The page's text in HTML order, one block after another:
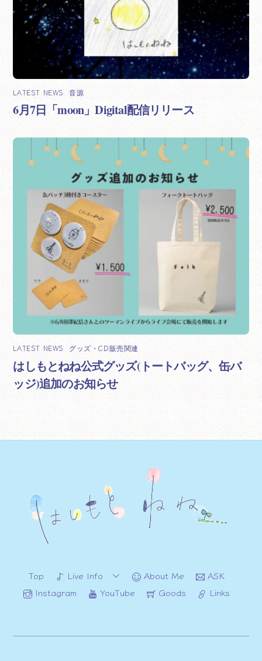
LATEST NEWS ,音源
6月7日「moon」Digital配信リリース
LATEST NEWS グッズ・CD販売関連
はしもとねね公式グッズ(トートバッグ、缶バ
ッジ)追加のお知らせ
Top Live Info About Me
ASK
Instagram
YouTube Goods Links